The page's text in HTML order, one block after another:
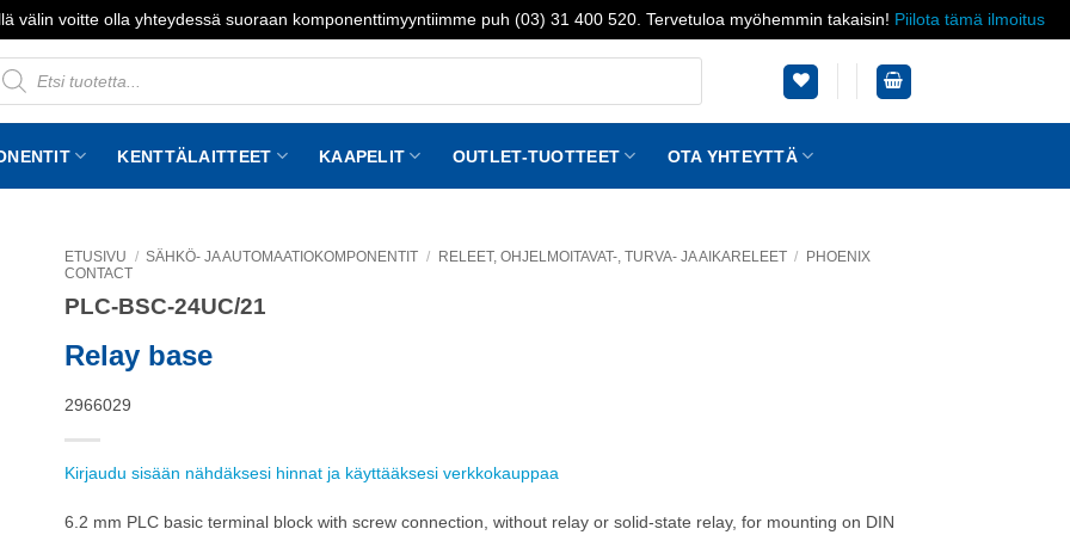
välin voitte olla yhteydessä suoraan komponenttimyyntiimme puh (03) 31 400 520. Tervetuloa myöhemmin takaisin! Piilota tämä ilmoitus
KENTTÄLAITTEET KAAPELIT OUTLET-TUOTTEET OTA YHTEYTTÄ
ETUSIVU / SÄHKÖ- JA AUTOMAATIOKOMPONENTIT / RELEET, OHJELMOITAVAT-, TURVA- JA AIKARELEET /
PHOENIX
CONTACT
PLC-BSC-24UC/21
Relay base
2966029
Kirjaudu sisään nähdäksesi hinnat ja käyttääksesi verkkokauppaa
6.2 mm PLC basic terminal block with screw connection, without relay or solid-state relay, for mounting on DIN